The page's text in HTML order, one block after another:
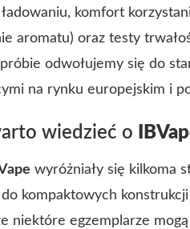
komfort
aromatu) oraz testy
odwołujemy się do
na rynku europejskim i
wiedzieć o
wyróżniały się kilkoma
kompaktowych
niektóre egzemplarze